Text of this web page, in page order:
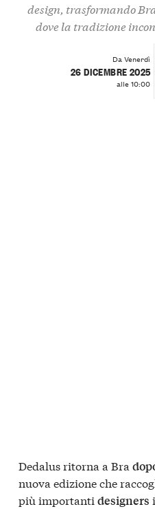
design, trasformando
dove la tradizione
Da Venerdì
26 DICEMBRE 2025
alle 10:00
Dedalus ritorna a Bra
nuova edizione che
più importanti designers